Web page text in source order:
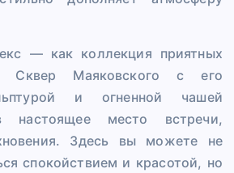
— как коллекция приятных
Сквер Маяковского с его
и огненной чашей
настоящее место встречи,
Здесь вы можете не
спокойствием и красотой, но